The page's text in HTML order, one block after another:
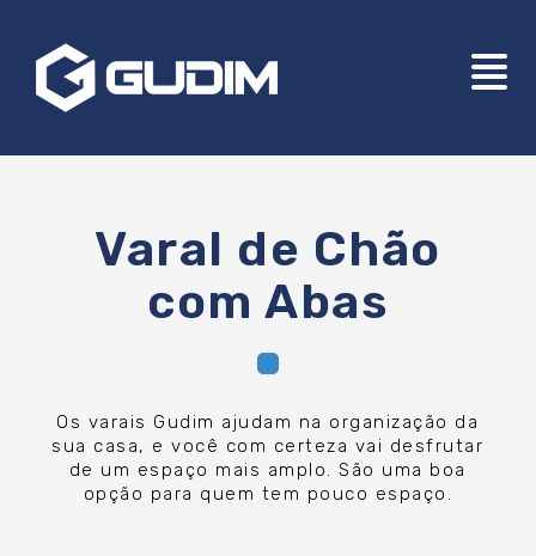
Varal de Chão
com Abas
Os varais Gudim ajudam na organização da
sua casa, e você com certeza vai desfrutar
de um espaço mais amplo. São uma boa
opção para quem tem pouco espaço.